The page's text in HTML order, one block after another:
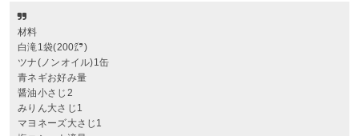
材料
白滝1袋(200㌘)
ツナ(ノンオイル)1缶
青ネギお好み量
醤油小さじ2
みりん大さじ1
マヨネーズ大さじ1